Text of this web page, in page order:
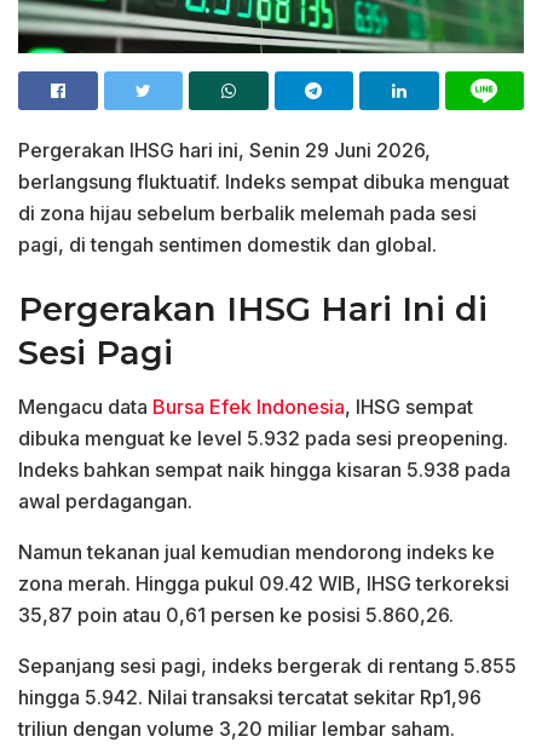
Pergerakan IHSG hari ini, Senin 29 Juni 2026,
berlangsung fluktuatif. Indeks sempat dibuka menguat
di zona hijau sebelum berbalik melemah pada sesi
pagi, di tengah sentimen domestik dan global.
Pergerakan IHSG Hari Ini di
Sesi Pagi
Mengacu data Bursa Efek Indonesia, IHSG sempat
dibuka menguat ke level 5.932 pada sesi preopening.
Indeks bahkan sempat naik hingga kisaran 5.938 pada
awal perdagangan.
Namun tekanan jual kemudian mendorong indeks ke
zona merah. Hingga pukul 09.42 WIB, IHSG terkoreksi
35,87 poin atau 0,61 persen ke posisi 5.860,26.
Sepanjang sesi pagi, indeks bergerak di rentang 5.855
hingga 5.942. Nilai transaksi tercatat sekitar Rp1,96
triliun dengan volume 3,20 miliar lembar saham.